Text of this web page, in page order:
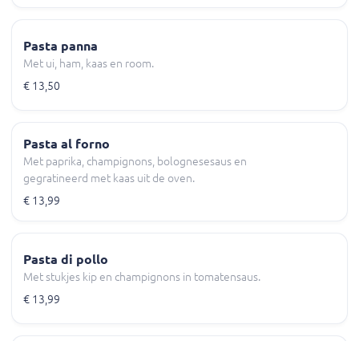
Pasta panna
Met ui, ham, kaas en room.
€ 13,50
Pasta al forno
Met paprika, champignons, bolognesesaus en
gegratineerd met kaas uit de oven.
€ 13,99
Pasta di pollo
Met stukjes kip en champignons in tomatensaus.
€ 13,99